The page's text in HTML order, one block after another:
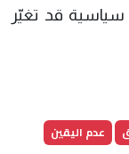
قد تغيّر
عدم اليقين